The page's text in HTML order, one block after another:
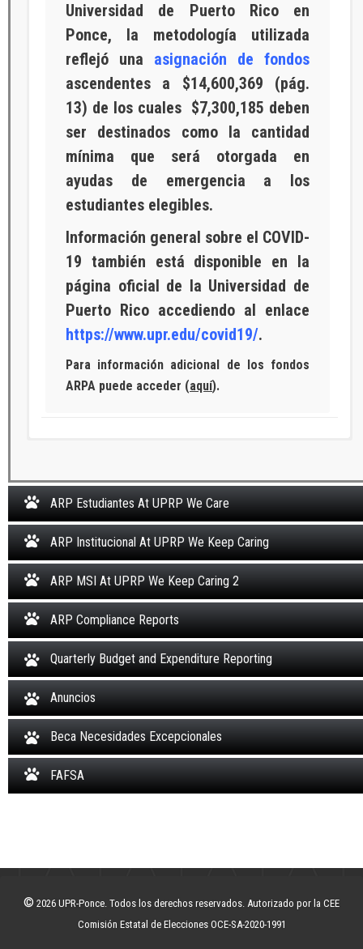
Universidad de Puerto Rico en
Ponce, la metodología utilizada
reflejó una asignación de fondos
ascendentes a $14,600,369 (pág.
13) de los cuales $7,300,185 deben
ser destinados como la cantidad
mínima que será otorgada en
ayudas de emergencia a los
estudiantes elegibles.
Información general sobre el COVID-
19 también está disponible en la
página oficial de la Universidad de
Puerto Rico accediendo al enlace
https://www.upr.edu/covid19/.
Para información adicional de los fondos
ARPA puede acceder (aquí).
View in Full Screen
ARP Estudiantes At UPRP We Care
ARP Institucional At UPRP We Keep Caring
ARP MSI At UPRP We Keep Caring 2
ARP Compliance Reports
Quarterly Budget and Expenditure Reporting
Anuncios
Beca Necesidades Excepcionales
FAFSA
© 2026 UPR-Ponce. Todos los derechos reservados. Autorizado por la CEE
Comisión Estatal de Elecciones OCE-SA-2020-1991